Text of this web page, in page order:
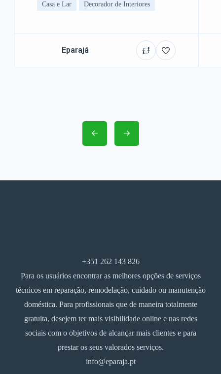
Casa e Lar Decorador de Interiores
Eparajá
+351 262 143 826
Para os usuários encontrar as melhores opções de serviços
técnicos em reparação, remodelação, cuidado ou manutenção
doméstica. Para profissionais que de maneira totalmente
gratuita, desejem ter mais visibilidade online e nas redes
sociais com o objetivos de alcançar mais clientes e para
prestar os seus valorados serviços.
info@eparaja.pt